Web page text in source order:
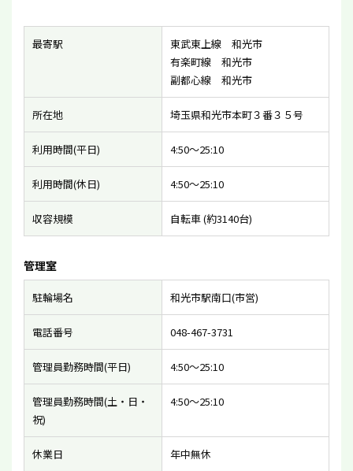
最寄駅
東武東上線 和光市
有楽町線 和光市
副都心線 和光市
所在地 埼玉県和光市本町３番３５号
利用時間(平日) 4:50〜25:10
利用時間(休日) 4:50〜25:10
収容規模 自転車 (約3140台)
管理室
駐輪場名 和光市駅南口(市営)
電話番号 048-467-3731
管理員勤務時間(平日) 4:50〜25:10
管理員勤務時間(土・日・
祝)
4:50〜25:10
休業日 年中無休